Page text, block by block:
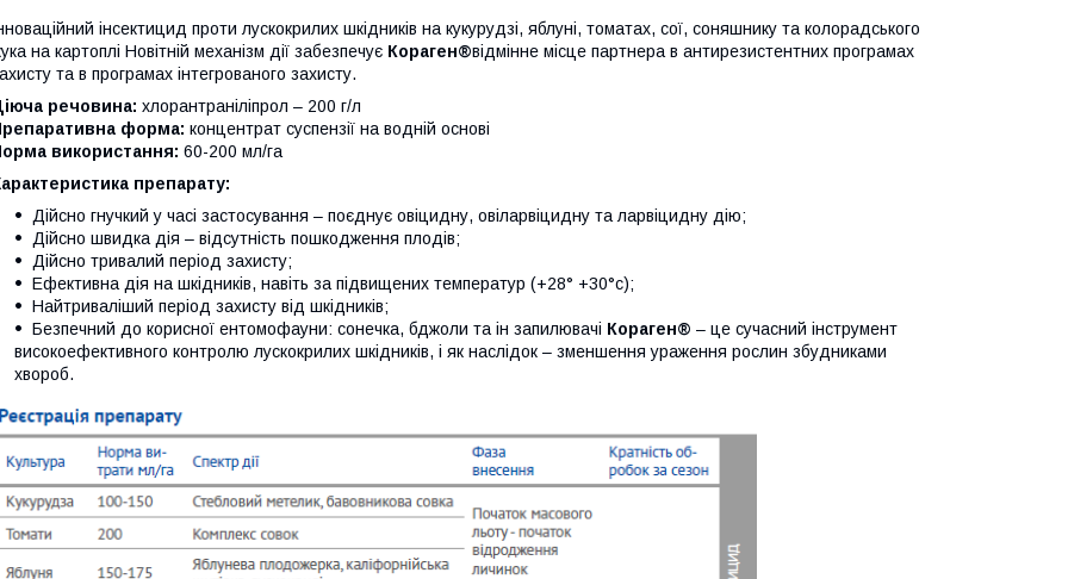
інсектицид проти лускокрилих шкідників на кукурудзі, яблуні, томатах, сої, соняшнику та колорадського
на картоплі Новітній механізм дії забезпечує Кораген®відмінне місце партнера в антирезистентних програмах
та в програмах інтегрованого захисту.
речовина: хлорантраніліпрол – 200 г/л
форма: концентрат суспензії на водній основі
використання: 60-200 мл/га
препарату:
Дійсно гнучкий у часі застосування – поєднує овіцидну, овіларвіцидну та ларвіцидну дію;
Дійсно швидка дія – відсутність пошкодження плодів;
Дійсно тривалий період захисту;
Ефективна дія на шкідників, навіть за підвищених температур (+28° +30°с);
Найтриваліший період захисту від шкідників;
Безпечний до корисної ентомофауни: сонечка, бджоли та ін запилювачі Кораген® – це сучасний інструмент
високоефективного контролю лускокрилих шкідників, і як наслідок – зменшення ураження рослин збудниками
хвороб.